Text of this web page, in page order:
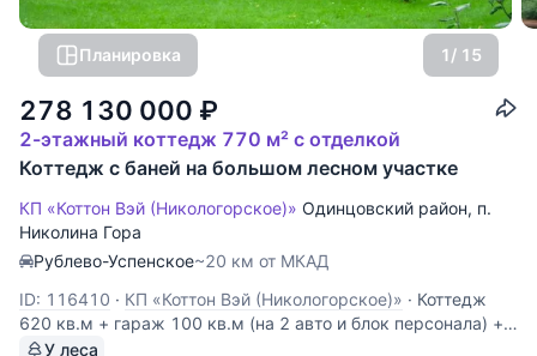
Планировка 1/ 15
278 130 000 ₽
2-этажный коттедж 770 м² с отделкой
Коттедж с баней на большом лесном участке
КП «Коттон Вэй (Никологорское)» Одинцовский район, п.
Николина Гора
Рублево-Успенское~20 км от МКАД
ID: 116410 · КП «Коттон Вэй (Никологорское)» · Коттедж
620 кв.м + гараж 100 кв.м (на 2 авто и блок персонала) +
банька 50 кв.м. Всё готово к проживанию. Лесной участок
У леса